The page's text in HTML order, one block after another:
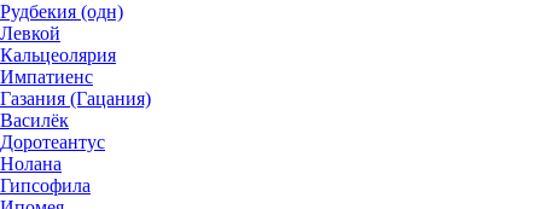
Рудбекия (одн)
Левкой
Кальцеолярия
Импатиенс
Газания (Гацания)
Василёк
Доротеантус
Нолана
Гипсофила